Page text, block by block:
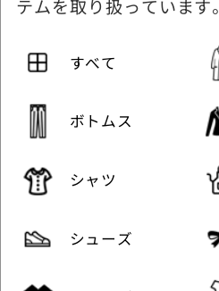
テムを取り扱っています。
すべて
ボトムス
シャツ
シューズ